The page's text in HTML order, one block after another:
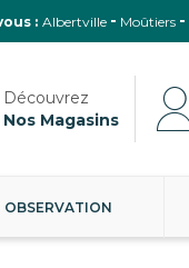
: Albertville Moûtiers
Nos Magasins
OBSERVATION